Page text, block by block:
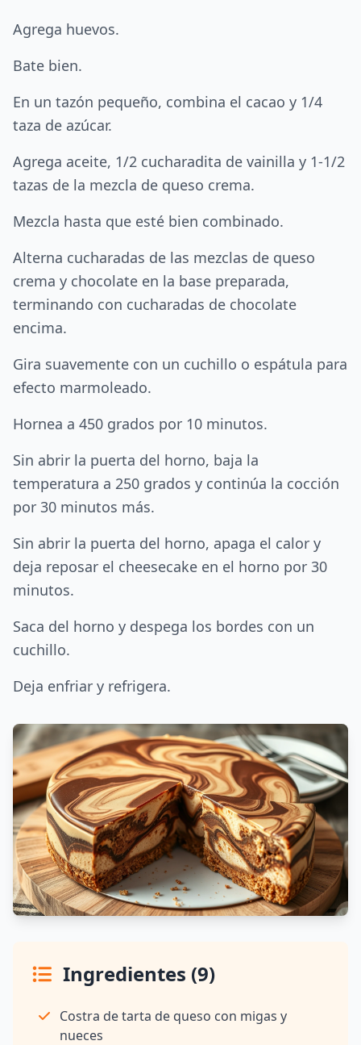
Agrega huevos.
Bate bien.
En un tazón pequeño, combina el cacao y 1/4
taza de azúcar.
Agrega aceite, 1/2 cucharadita de vainilla y 1-1/2
tazas de la mezcla de queso crema.
Mezcla hasta que esté bien combinado.
Alterna cucharadas de las mezclas de queso
crema y chocolate en la base preparada,
terminando con cucharadas de chocolate
encima.
Gira suavemente con un cuchillo o espátula para
efecto marmoleado.
Hornea a 450 grados por 10 minutos.
Sin abrir la puerta del horno, baja la
temperatura a 250 grados y continúa la cocción
por 30 minutos más.
Sin abrir la puerta del horno, apaga el calor y
deja reposar el cheesecake en el horno por 30
minutos.
Saca del horno y despega los bordes con un
cuchillo.
Deja enfriar y refrigera.
Ingredientes (9)
Costra de tarta de queso con migas y
nueces